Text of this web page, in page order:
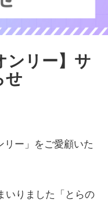
ンリー】サ
せ
リー」をご愛顧いた
いりました「とらの